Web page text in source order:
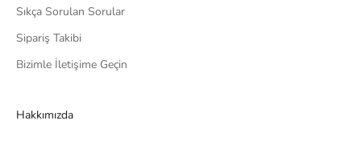
Sıkça Sorulan Sorular
Sipariş Takibi
Bizimle İletişime Geçin
Hakkımızda